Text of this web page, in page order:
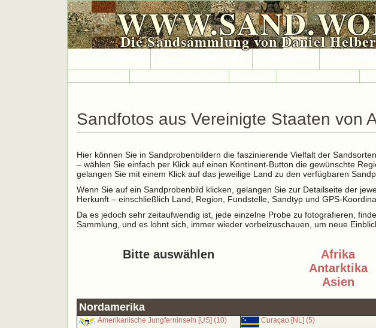
Die Sandsammlung von Daniel
Sandfotos aus Vereinigte Staaten von
Hier können Sie in Sandprobenbildern die faszinierende Vielfalt der
– wählen Sie einfach per Klick auf einen Kontinent-Button die gewünschte
gelangen Sie mit einem Klick auf das jeweilige Land zu den verfügbaren
Wenn Sie auf ein Sandprobenbild klicken, gelangen Sie zur Detailseite der
Herkunft – einschließlich Land, Region, Fundstelle, Sandtyp und GPS-
Da es jedoch sehr zeitaufwendig ist, jede einzelne Probe zu fotografieren,
Sammlung, und es lohnt sich, immer wieder vorbeizuschauen, um neue
Bitte auswählen Afrika
Antarktika
Asien
Nordamerika
Amerikanische Jungferninseln [US] (10) Curaçao [NL] (5)